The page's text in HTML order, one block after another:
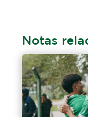
Notas